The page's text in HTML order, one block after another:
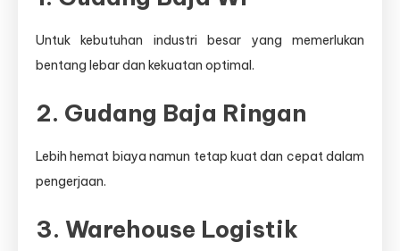
Untuk kebutuhan industri besar yang memerlukan
bentang lebar dan kekuatan optimal.
2. Gudang Baja Ringan
Lebih hemat biaya namun tetap kuat dan cepat dalam
pengerjaan.
3. Warehouse Logistik